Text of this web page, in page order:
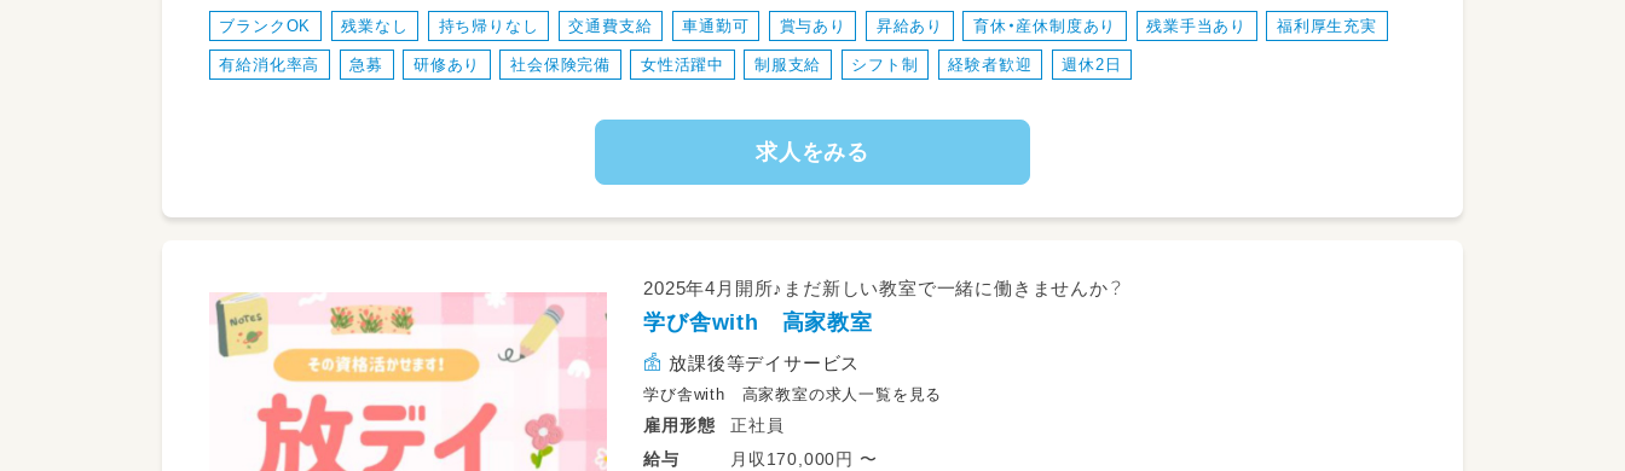
・掃除や雑務
・書類関係(連絡帳はアプリを使用)
アットホームな職場なので、職員同士も協力しながらお子さまひとりひとりと向き合
った保育が可能です★
ブランクOK 残業なし 持ち帰りなし 交通費支給 車通勤可 賞与あり 昇給あり 育休・産休制度あり 残業手当あり 福利厚生充実
有給消化率高 急募 研修あり 社会保険完備 女性活躍中 制服支給 シフト制 経験者歓迎 週休2日
求人をみる
2025年4月開所♪まだ新しい教室で一緒に働きませんか？
学び舎with 高家教室
放課後等デイサービス
学び舎with 高家教室の求人一覧を見る
雇用形態
正社員
給与
月収170,000円 〜